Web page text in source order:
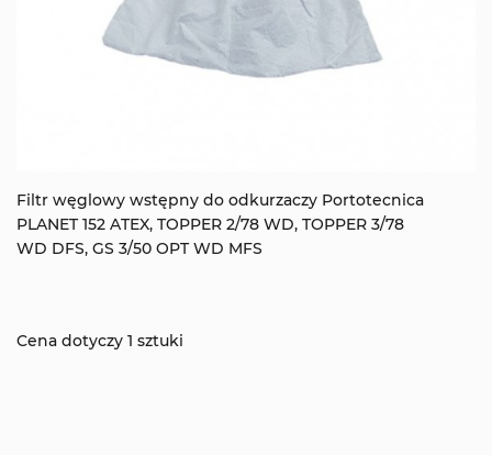
Filtr węglowy wstępny do odkurzaczy Portotecnica
PLANET 152 ATEX, TOPPER 2/78 WD, TOPPER 3/78
WD DFS, GS 3/50 OPT WD MFS
Cena dotyczy 1 sztuki